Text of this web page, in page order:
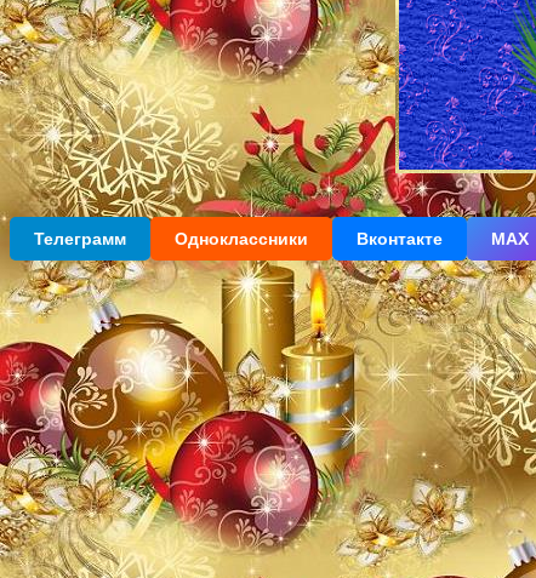
Телеграмм Одноклассники Вконтакте МАХ